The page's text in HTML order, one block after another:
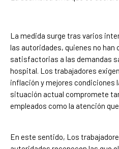
La medida surge tras varios
las autoridades, quienes no han
satisfactorias a las demandas
hospital. Los trabajadores
inflación y mejores condiciones
situación actual compromete
empleados como la atención
En este sentido, Los